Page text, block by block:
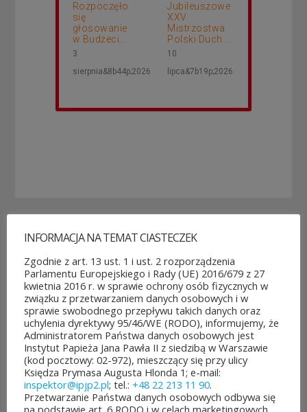
Rozpoczęło
się
głosowanie
w Budżeci...
3
sierpnia&8b44p;2026
Jubileuszowe
XXV
Mistrzostwa
Polski Duch...
10
lipca&7b19p;2026
POZOSTAŁE AKTUALNOŚCI
ROZPOCZĘŁO SIĘ GŁOSOWANIE W BUDŻECIE
OBYWATELSKIM MAZOWSZA!
03 sierpnia&8b44p;2026
Można już głosować
na projekty zgłoszone do 7.
INFORMACJA NA TEMAT CIASTECZEK
Zgodnie z art. 13 ust. 1 i ust. 2 rozporządzenia
Parlamentu Europejskiego i Rady (UE) 2016/679 z 27
kwietnia 2016 r. w sprawie ochrony osób fizycznych w
związku z przetwarzaniem danych osobowych i w
sprawie swobodnego przepływu takich danych oraz
uchylenia dyrektywy 95/46/WE (RODO), informujemy, że
Administratorem Państwa danych osobowych jest
Instytut Papieża Jana Pawła II z siedzibą w Warszawie
(kod pocztowy: 02-972), mieszczący się przy ulicy
Księdza Prymasa Augusta Hlonda 1; e-mail:
inspektor@ipjp2.pl; tel.: +48 22 213 11 90.
Przetwarzanie Państwa danych osobowych odbywa się
na podstawie art. 6 RODO i w celach marketingowych